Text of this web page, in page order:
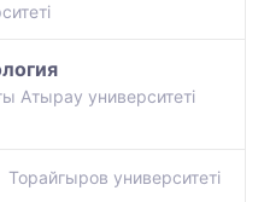
Атырау университеті
Торайгыров университеті